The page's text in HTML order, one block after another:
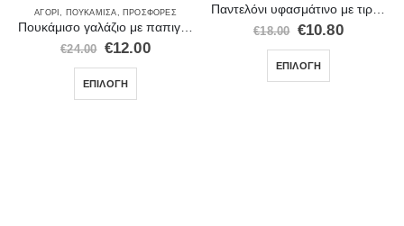
ΑΓΌΡΙ ΠΟΥΚΆΜΙΣΑ ΠΡΟΣΦΟΡΈΣ
€24.00 €12.00
ΕΠΙΛΟΓΉ
€18.00 €10.80
ΕΠΙΛΟΓΉ